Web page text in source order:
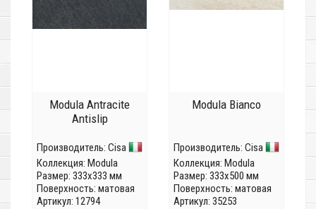
Modula Antracite
Antislip
Производитель: Cisa
Коллекция: Modula
Размер: 333x333 мм
Поверхность: матовая
Артикул: 12794
Modula Bianco
Производитель: Cisa
Коллекция: Modula
Размер: 333x500 мм
Поверхность: матовая
Артикул: 35253